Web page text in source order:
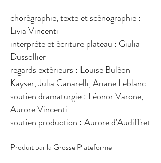
chorégraphie, texte et scénographie :
Livia Vincenti
interprète et écriture plateau : Giulia
Dussollier
regards extérieurs : Louise Buléon
Kayser, Julia Canarelli, Ariane Leblanc
soutien dramaturgie : Léonor Varone,
Aurore Vincenti
soutien production : Aurore d'Audiffret
Produit par la Grosse Plateforme